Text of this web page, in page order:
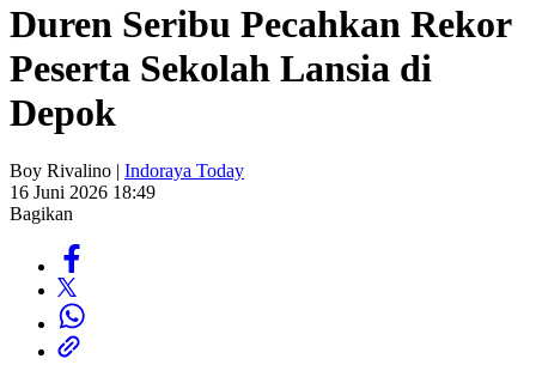
Duren Seribu Pecahkan Rekor
Peserta Sekolah Lansia di
Depok
Boy Rivalino | Indoraya Today
16 Juni 2026 18:49
Bagikan